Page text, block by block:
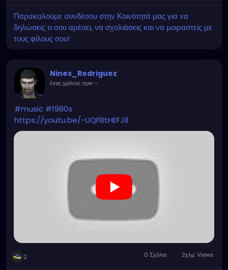
Παρακαλούμε συνδέσου στην Κοινότητά μας για να
δηλώσεις τι σου αρέσει, να σχολιάσεις και να μοιραστείς με
τους φίλους σου!
Nines_Rodriguez
ένας χρόνος πριν -
#music #1980s
https://youtu.be/-UQFBtHEFJ8
2 0 Σχόλια 2χλμ. Views